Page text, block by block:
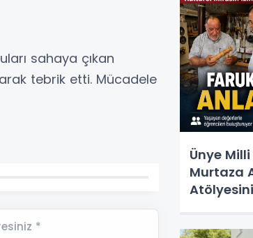
sahaya çıkan
tebrik etti. Mücadele
*
Ünye
Murtaza